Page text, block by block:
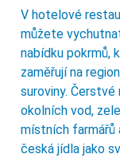
V hotelové
můžete
nabídku pokrmů,
zaměřují na
suroviny. Čerstvé
okolních vod,
místních farmářů
česká jídla jako